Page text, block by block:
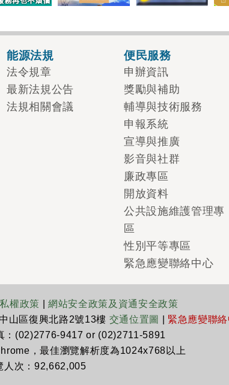
能源法規
法令規章
最新法規公告
法規相關會議
便民服務
申辦資訊
獎勵與補助
輔導與技術服務
申報系統
宣導與推廣
影音與社群
廉政專區
開放資料
公共設施維護管理專
區
性別平等專區
緊急應變聯絡中心
權政策 |網站安全政策及資通安全政策
山區復興北路2號13樓 交通位置圖
緊急應變聯
(02)2776-9417 or (02)2711-5891
，最佳瀏覽解析度為1024x768以上
次：92,662,005